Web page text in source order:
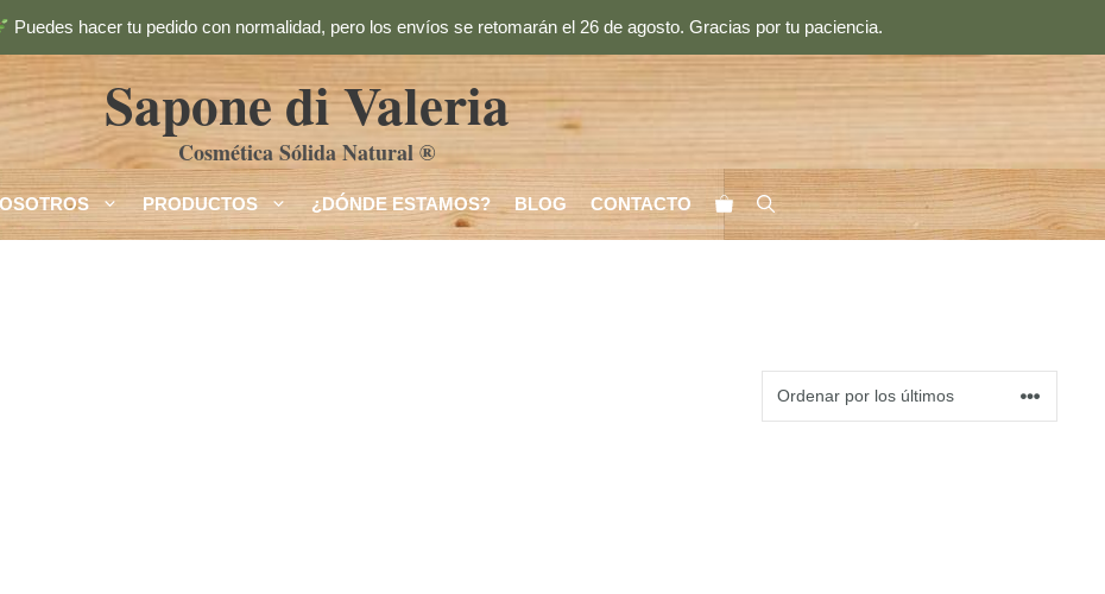
Puedes hacer tu pedido con normalidad, pero los envíos se retomarán el 26 de agosto. Gracias por tu paciencia.
Sapone di Valeria
Cosmética Sólida Natural ®
PRODUCTOS ¿DÓNDE ESTAMOS? BLOG CONTACTO